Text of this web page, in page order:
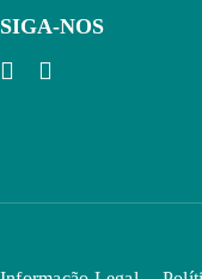
SIGA-NOS